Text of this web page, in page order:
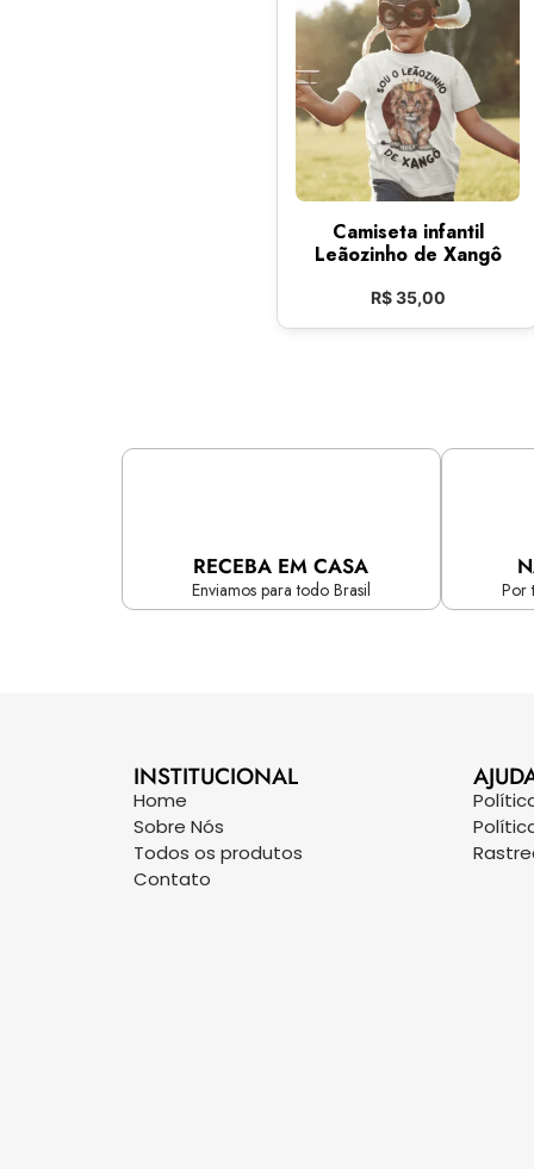
Camiseta infantil
Leãozinho de Xangô
R$35,00
RECEBA EM CASA
Enviamos para todo Brasil Por
INSTITUCIONAL
Home
Sobre Nós
Todos os produtos
Contato